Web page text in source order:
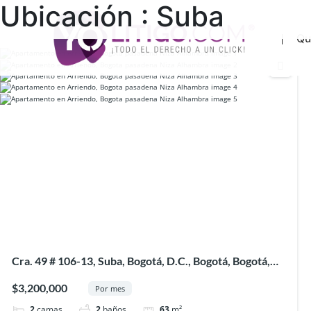
Ubicación : Suba
1 resultado
Cra. 49 # 106-13, Suba, Bogotá, D.C., Bogotá, Bogotá,
$3,200,000 Por mes